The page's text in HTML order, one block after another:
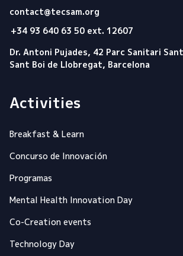
contact@tecsam.org
+34 93 640 63 50 ext. 12607
Dr. Antoni Pujades, 42 Parc Sanitari
Sant Boi de Llobregat, Barcelona
Activities
Breakfast & Learn
Concurso de Innovación
Programas
Mental Health Innovation Day
Co-Creation events
Technology Day